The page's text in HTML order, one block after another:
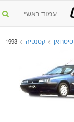
עמוד ראשי
סיטרואן > קסנטיה > 1993 - 2001 - שאלות ותשובות